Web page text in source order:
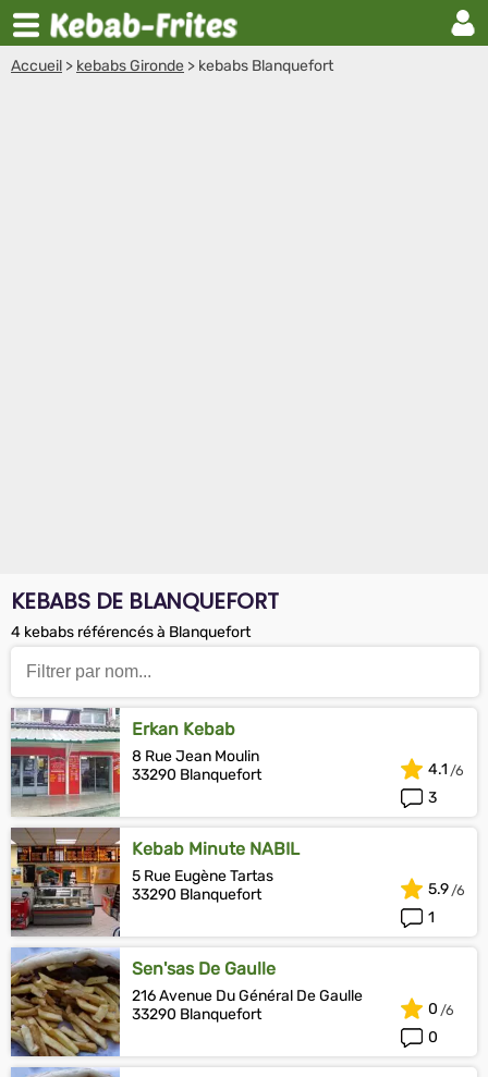
Accueil > kebabs Gironde > kebabs Blanquefort
KEBABS DE BLANQUEFORT
4 kebabs référencés à Blanquefort
Erkan Kebab
8 Rue Jean Moulin
33290 Blanquefort
3
4.1
Kebab Minute NABIL
5 Rue Eugène Tartas
33290 Blanquefort
1
5.9
Sen'sas De Gaulle
216 Avenue Du Général De Gaulle
33290 Blanquefort
0
0